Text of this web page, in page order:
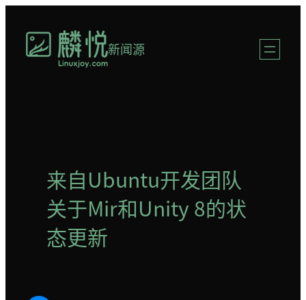
新闻源
来自Ubuntu开发团队
关于Mir和Unity 8的状
态更新